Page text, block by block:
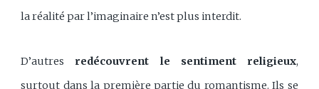
la réalité par l’imaginaire n’est plus interdit.
D’autres redécouvrent le sentiment religieux,
surtout dans la première partie du romantisme. Ils se